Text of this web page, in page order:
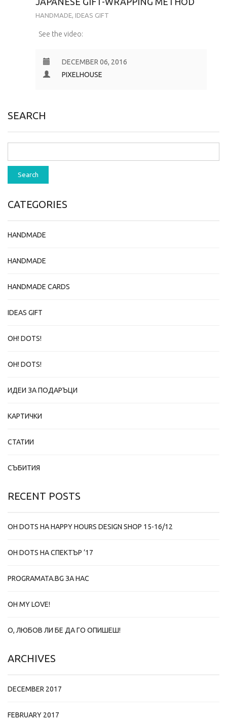
HANDMADE IDEAS GIFT
See the video:
DECEMBER 06, 2016
PIXELHOUSE
SEARCH
CATEGORIES
HANDMADE
HANDMADE
HANDMADE CARDS
IDEAS GIFT
OH! DOTS!
OH! DOTS!
ИДЕИ ЗА ПОДАРЪЦИ
КАРТИЧКИ
СТАТИИ
СЪБИТИЯ
RECENT POSTS
OH DOTS НА HAPPY HOURS DESIGN SHOP 15-16/12
OH DOTS НА СПЕКТЪР ’17
PROGRAMATA.BG ЗА НАС
OH MY LOVE!
О, ЛЮБОВ ЛИ БЕ ДА ГО ОПИШЕШ!
ARCHIVES
DECEMBER 2017
FEBRUARY 2017